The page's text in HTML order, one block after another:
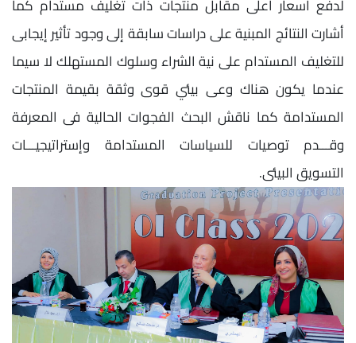
لدفع أسعار أعلى مقابل منتجات ذات تغليف مستدام كما
أشارت النتائج المبنية على دراسات سابقة إلى وجود تأثير إيجابى
للتغليف المستدام على نية الشراء وسلوك المستهلك لا سيما
عندما يكون هناك وعى بيئي قوى وثقة بقيمة المنتجات
المستدامة كما ناقش البحث الفجوات الحالية فى المعرفة
وقـــدم توصيات للسياسات المستدامة وإستراتيجيـــات
التسويق البيئى.